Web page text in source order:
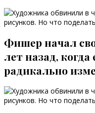
Фишер начал
лет назад, когда
радикально